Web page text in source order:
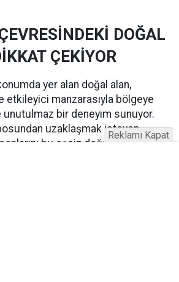
DOĞAL
ÇEKİYOR
yer alan doğal alan,
etkileyici manzarasıyla bölgeye
bir deneyim sunuyor.
uzaklaşmak isteyen
bu eşsiz doğa içinde
Reklamı Kapat